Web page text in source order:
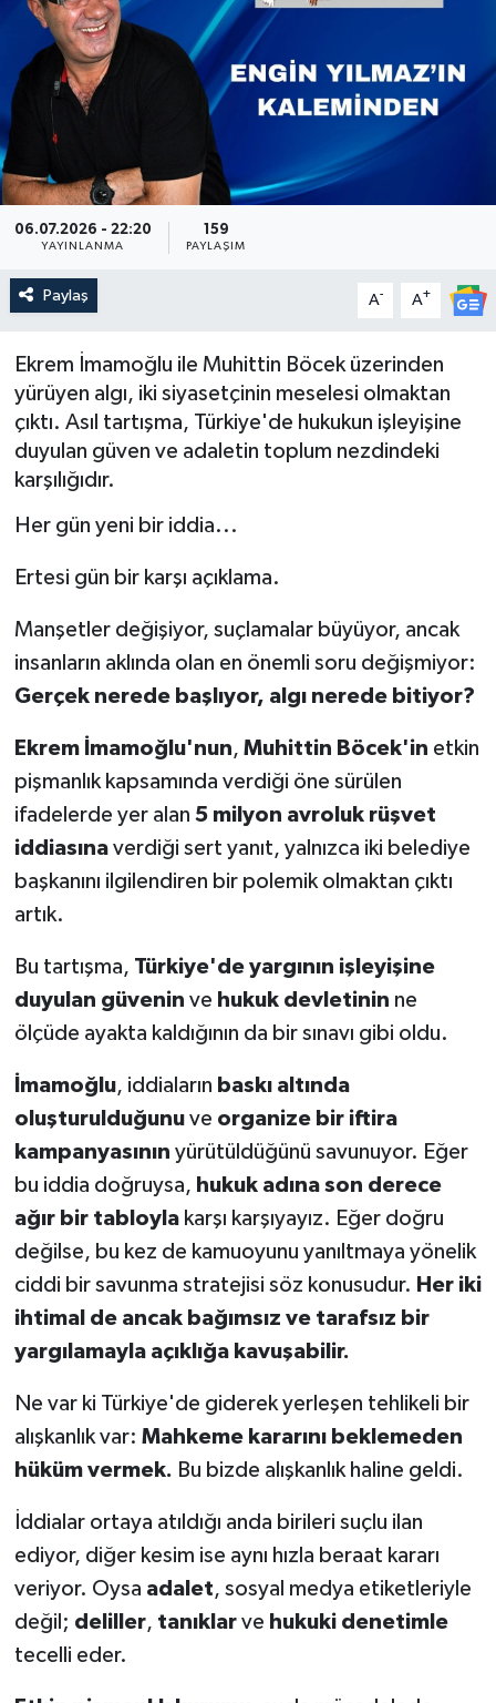
06.07.2026 - 22:20
YAYINLANMA
159
PAYLAŞIM
Paylaş A- A+
Ekrem İmamoğlu ile Muhittin Böcek üzerinden
yürüyen algı, iki siyasetçinin meselesi olmaktan
çıktı. Asıl tartışma, Türkiye'de hukukun işleyişine
duyulan güven ve adaletin toplum nezdindeki
karşılığıdır.
Her gün yeni bir iddia...
Ertesi gün bir karşı açıklama.
Manşetler değişiyor, suçlamalar büyüyor, ancak
insanların aklında olan en önemli soru değişmiyor:
Gerçek nerede başlıyor, algı nerede bitiyor?
Ekrem İmamoğlu'nun, Muhittin Böcek'in etkin
pişmanlık kapsamında verdiği öne sürülen
ifadelerde yer alan 5 milyon avroluk rüşvet
iddiasınaverdiği sert yanıt, yalnızca iki belediye
başkanını ilgilendiren bir polemik olmaktan çıktı
artık.
Bu tartışma, Türkiye'de yargının işleyişine
duyulan güvenin ve hukuk devletinin ne
ölçüde ayakta kaldığının da bir sınavı gibi oldu.
İmamoğlu, iddiaların baskı altında
oluşturulduğunuve organize bir iftira
kampanyasının yürütüldüğünü savunuyor. Eğer
bu iddia doğruysa, hukuk adına son derece
ağır bir tabloylakarşı karşıyayız. Eğer doğru
değilse, bu kez de kamuoyunu yanıltmaya yönelik
ciddi bir savunma stratejisi söz konusudur. Her iki
ihtimal de ancak bağımsız ve tarafsız bir
yargılamayla açıklığa kavuşabilir.
Ne var ki Türkiye'de giderek yerleşen tehlikeli bir
alışkanlık var: Mahkeme kararını beklemeden
hüküm vermek. Bu bizde alışkanlık haline geldi.
İddialar ortaya atıldığı anda birileri suçlu ilan
ediyor, diğer kesim ise aynı hızla beraat kararı
veriyor. Oysa adalet, sosyal medya etiketleriyle
değil; deliller, tanıklarve hukuki denetimle
tecelli eder.
Güncel
Kültür & Sanat
Resmi İlan